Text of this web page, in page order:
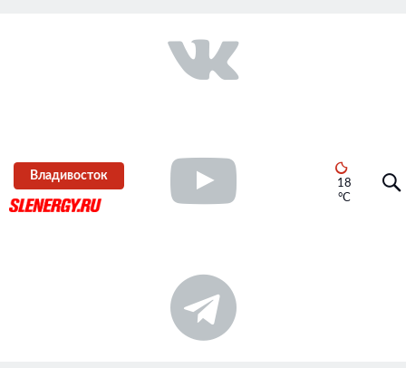
Владивосток
18
°C